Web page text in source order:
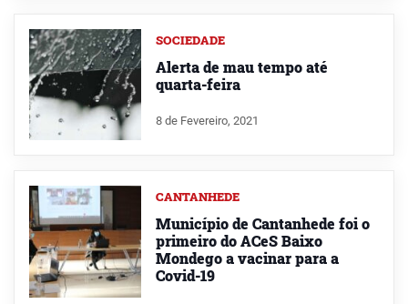
SOCIEDADE
Alerta de mau tempo até
quarta-feira
8 de Fevereiro, 2021
CANTANHEDE
Município de Cantanhede foi o
primeiro do ACeS Baixo
Mondego a vacinar para a
Covid-19